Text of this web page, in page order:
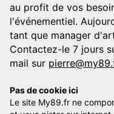
au profit de vos
l'événementiel.
tant que manager
Contactez-le 7 jours
mail sur
Pas de cookie ici
Le site My89.fr ne